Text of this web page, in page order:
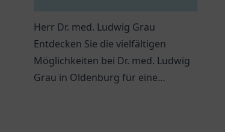
Herr Dr. med. Ludwig Grau
Entdecken Sie die vielfältigen
Möglichkeiten bei Dr. med. Ludwig
Grau in Oldenburg für eine